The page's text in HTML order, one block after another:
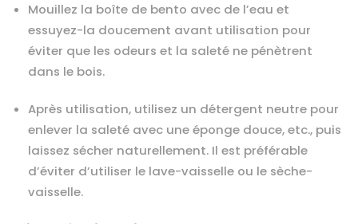
Mouillez la boîte de bento avec de l’eau et
essuyez-la doucement avant utilisation pour
éviter que les odeurs et la saleté ne pénètrent
dans le bois.
Après utilisation, utilisez un détergent neutre pour
enlever la saleté avec une éponge douce, etc., puis
laissez sécher naturellement. Il est préférable
d’éviter d’utiliser le lave-vaisselle ou le sèche-
vaisselle.